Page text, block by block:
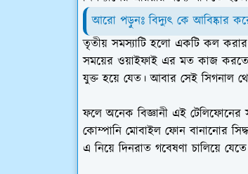
আরো পড়ুনঃ বিদ্যুৎ কে আবিষ্কার
তৃতীয় সমস্যাটি হলো একটি কল করার
সময়ের ওয়াইফাই এর মত কাজ
যুক্ত হয়ে যেত। আবার সেই সিগনাল
ফলে অনেক বিজ্ঞানী এই
কোম্পানি মোবাইল ফোন বানানোর
এ নিয়ে দিনরাত গবেষণা চালিয়ে